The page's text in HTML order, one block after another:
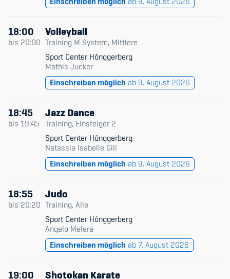
18:00
bis 20:00
Volleyball
Training M System, Mittlere
Sport Center Hönggerberg
Mathis Jucker
Einschreiben möglich ab 9. August 2026
18:45
bis 19:45
Jazz Dance
Training, Einsteiger 2
Sport Center Hönggerberg
Natassia Isabelle Gili
Einschreiben möglich ab 9. August 2026
18:55
bis 20:20
Judo
Training, Alle
Sport Center Hönggerberg
Angelo Melera
Einschreiben möglich ab 7. August 2026
19:00 Shotokan Karate